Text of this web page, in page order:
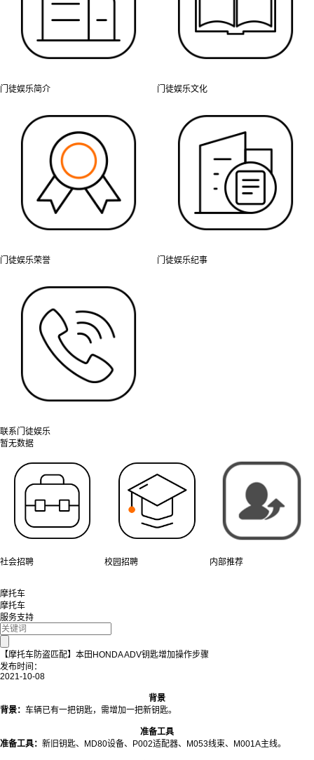
门徒娱乐简介 门徒娱乐文化
门徒娱乐荣誉 门徒娱乐纪事
联系门徒娱乐
暂无数据
社会招聘 校园招聘 内部推荐
摩托车
摩托车
服务支持
【摩托车防盗匹配】本田HONDA ADV钥匙增加操作步骤
发布时间：
2021-10-08
背景
背景： 车辆已有一把钥匙，需增加一把新钥匙。
准备工具
准备工具： 新旧钥匙、MD80设备、P002适配器、M053线束、M001A主线。